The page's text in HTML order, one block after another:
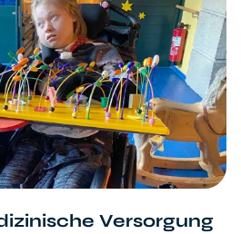
Versorgung